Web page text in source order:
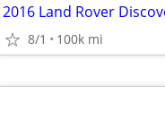
8/1 100k mi